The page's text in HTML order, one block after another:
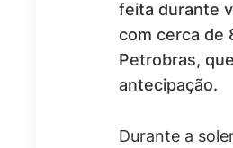
feita durante
com cerca de
Petrobras,
antecipação.
Durante a